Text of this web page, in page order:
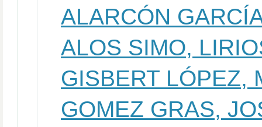
ALARCÓN
ALOS SIMO,
GISBERT LÓPEZ,
GOMEZ GRAS,